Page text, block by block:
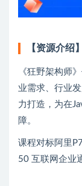
【资源介绍
《狂野架构师
业需求、行业
力打造，为在
障。
课程对标阿里
50 互联网企业